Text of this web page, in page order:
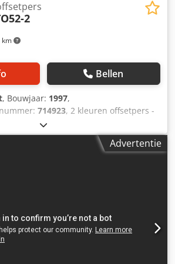
km
2
Bellen
, Bouwjaar: 1997,
714923, 2 kleuren offsetpers -
Heidelberg GTO52-2+ Jaar 1997 -
max. 360 x 520 mm Opdrukken
DDS met Technotrans koeling
Ilepfx Anijf Inkt laser kanalen
Online video-inspectie via
Advertentie